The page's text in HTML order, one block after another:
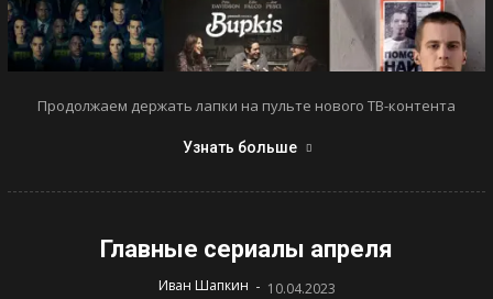
Продолжаем держать лапки на пульте нового ТВ-контента
Узнать больше
Главные сериалы апреля
Иван Шапкин - 10.04.2023